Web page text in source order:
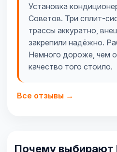
Установка
Советов. Три сплит-
трассы аккуратно,
закрепили надёжно.
Немного дороже, чем
качество того стоило.
Все отзывы →
Почему выбирают